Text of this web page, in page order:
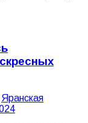
Яранская